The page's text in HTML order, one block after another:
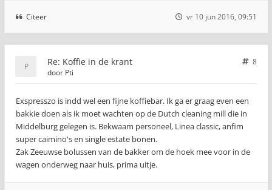
Citeer vr 10 jun 2016, 09:51
Re: Koffie in de krant
8
door Pti
Exspresszo is indd wel een fijne koffiebar. Ik ga er graag even een
bakkie doen als ik moet wachten op de Dutch cleaning mill die in
Middelburg gelegen is. Bekwaam personeel, Linea classic, anfim
super caimino's en single estate bonen.
Zak Zeeuwse bolussen van de bakker om de hoek mee voor in de
wagen onderweg naar huis, prima uitje.